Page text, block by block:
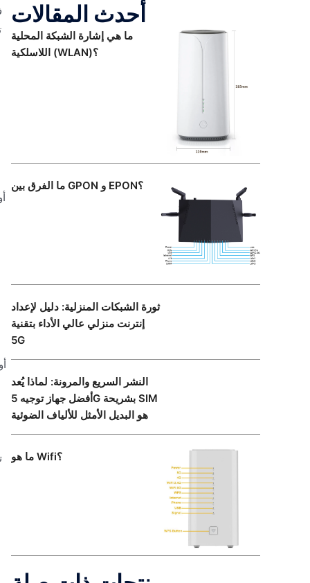
أحدث المقالات
ما هي إشارة الشبكة المحلية
اللاسلكية (WLAN)؟
ما الفرق بين GPON و EPON؟
ثورة الشبكات المنزلية: دليل لإعداد
إنترنت منزلي عالي الأداء بتقنية
5G
النشر السريع والمرونة: لماذا يُعد
أفضل جهاز توجيه 5G بشريحة SIM
هو البديل الأمثل للألياف الضوئية
ما هو Wifi؟